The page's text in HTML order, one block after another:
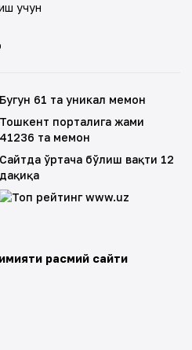
учун
расмий сайти
Бугун 61 та уникал меҳмон
Тошкент порталига жами
41236 та меҳмон
Сайтда ўртача бўлиш вақти 12
дақиқа